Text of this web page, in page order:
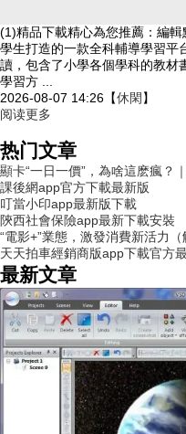
(1)精品下載精心為您推薦：編
學生打造的一款全科輔導學習平
讀，包含了小學各個學科的教材
學習方 ...
2026-08-07 14:26 【休閑 】
阅读更多
热门文章
顯卡“一日一價”，為啥這麽瘋？
課後網app官方下載最新版
叮當小印app最新版下載
陝西社會保險app最新下載安裝
“電影+”業態，激發消費新活力（
天天拍車經銷商版app下載官方
最新文章